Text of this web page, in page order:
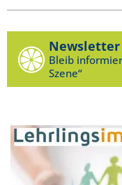
Newsletter
Bleib
Szene“